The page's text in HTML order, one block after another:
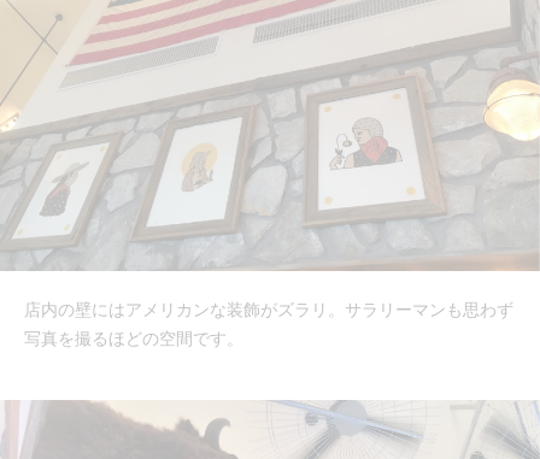
店内の壁にはアメリカンな装飾がズラリ。サラリーマンも思わず
写真を撮るほどの空間です。